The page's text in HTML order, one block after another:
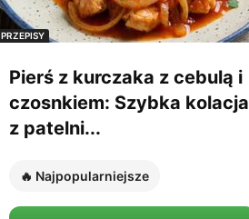
PRZEPISY
Pierś z kurczaka z cebulą i
czosnkiem: Szybka kolacja
z patelni...
🔥 Najpopularniejsze